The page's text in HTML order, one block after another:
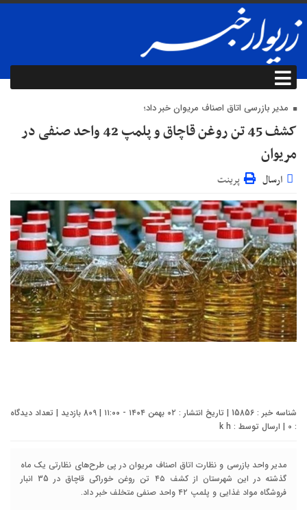
مدیر بازرسی اتاق اصناف مریوان خبر داد؛
کشف 45 تن روغن قاچاق و پلمپ 42 واحد صنفی در
مریوان
ارسال پرینت
شناسه خبر : 15856 | تاریخ انتشار : ۰۲ بهمن ۱۴۰۴ - ۱۱:۰۰ | 809 بازدید | تعداد دیدگاه
:
0 | ارسال توسط : k h
مدیر واحد بازرسی و نظارت اتاق اصناف مریوان در پی طرح‌های نظارتی یک ماه
گذشته در این شهرستان از کشف ۴۵ تن روغن خوراکی قاچاق در 35 انبار
فروشگاه مواد غذایی و پلمپ ۴۲ واحد صنفی متخلف خبر داد.